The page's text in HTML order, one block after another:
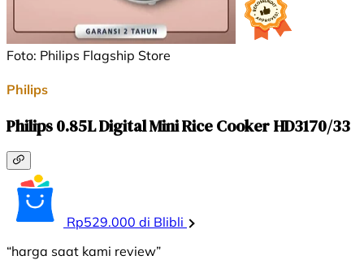
Foto: Philips Flagship Store
Philips
Philips 0.85L Digital Mini Rice Cooker HD3170/33
Rp529.000 di Blibli
“harga saat kami review”